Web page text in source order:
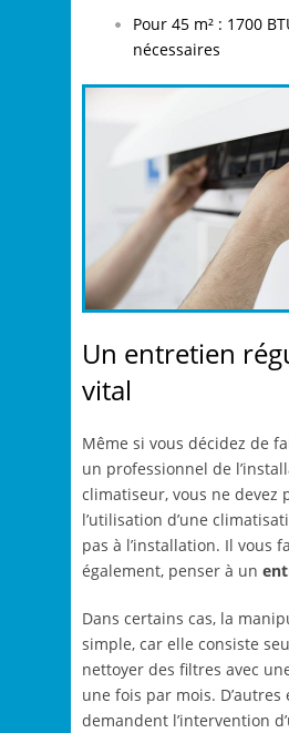
Pour 45 m² : 1700
nécessaires
Un entretien
vital
Même si vous décidez de
un professionnel de
climatiseur, vous ne devez
l’utilisation d’une
pas à l’installation. Il vous
également, penser à un
Dans certains cas, la
simple, car elle consiste
nettoyer des filtres avec
une fois par mois.
demandent l’intervention